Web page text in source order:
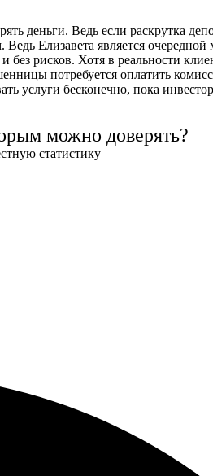
деньги. Ведь если раскрутка
Елизавета является
рисков. Хотя в реальности
потребуется оплатить
услуги бесконечно, пока
можно доверять?
статистику